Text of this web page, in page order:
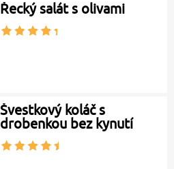
Řecký salát s olivami
Švestkový koláč s
drobenkou bez kynutí